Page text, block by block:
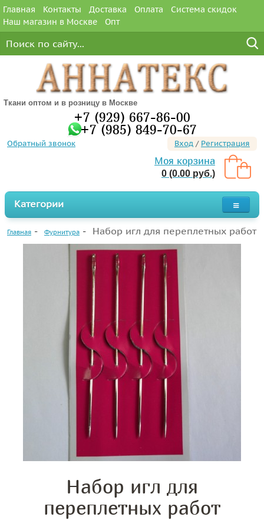
Главная Контакты Доставка Оплата
Система скидок
Наш магазин в Москве
Опт
Ткани оптом и в розницу в Москве
+7 (929) 667-86-00
+7 (985) 849-70-67
Обратный звонок Вход / Регистрация
Моя корзина
0 (0.00 руб.)
Категории
Главная Фурнитура Набор игл для переплетных работ
Набор игл для
переплетных работ